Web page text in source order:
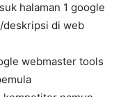
halaman 1 google
deskripsi di web
webmaster tools